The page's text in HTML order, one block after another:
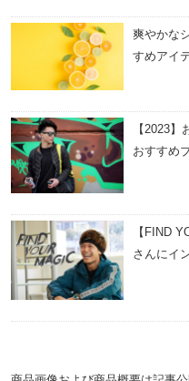
爽やかな
すめアイ
【2023
おすすめ
【FIND
さんにイ